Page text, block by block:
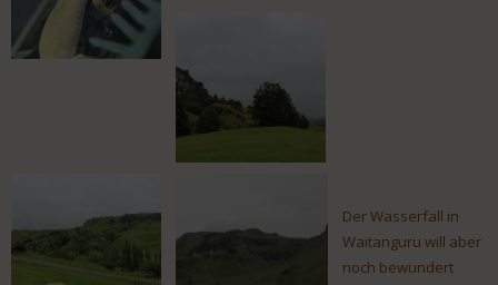
Der Wasserfall in
Waitanguru will aber
noch bewundert